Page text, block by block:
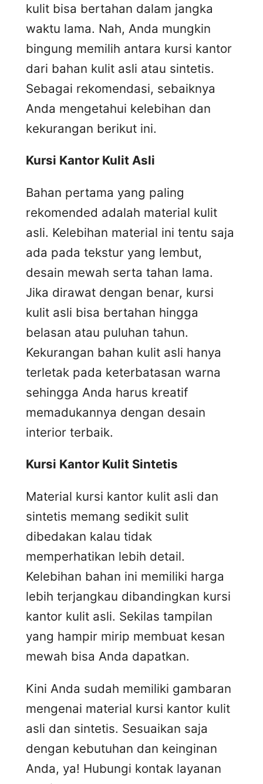
kulit bisa bertahan dalam jangka
waktu lama. Nah, Anda mungkin
bingung memilih antara kursi kantor
dari bahan kulit asli atau sintetis.
Sebagai rekomendasi, sebaiknya
Anda mengetahui kelebihan dan
kekurangan berikut ini.
Kursi Kantor Kulit Asli
Bahan pertama yang paling
rekomended adalah material kulit
asli. Kelebihan material ini tentu saja
ada pada tekstur yang lembut,
desain mewah serta tahan lama.
Jika dirawat dengan benar, kursi
kulit asli bisa bertahan hingga
belasan atau puluhan tahun.
Kekurangan bahan kulit asli hanya
terletak pada keterbatasan warna
sehingga Anda harus kreatif
memadukannya dengan desain
interior terbaik.
Kursi Kantor Kulit Sintetis
Material kursi kantor kulit asli dan
sintetis memang sedikit sulit
dibedakan kalau tidak
memperhatikan lebih detail.
Kelebihan bahan ini memiliki harga
lebih terjangkau dibandingkan kursi
kantor kulit asli. Sekilas tampilan
yang hampir mirip membuat kesan
mewah bisa Anda dapatkan.
Kini Anda sudah memiliki gambaran
mengenai material kursi kantor kulit
asli dan sintetis. Sesuaikan saja
dengan kebutuhan dan keinginan
Anda, ya! Hubungi kontak layanan